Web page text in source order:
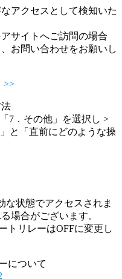
アクセスとして検知いた
サイトへご訪問の場合
お問い合わせをお願いし
>>
7．その他」を選択し >
と「直前にどのような操
な状態でアクセスされま
場合がございます。
トリレーはOFFに変更し
について